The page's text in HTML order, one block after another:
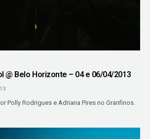
@ Belo Horizonte – 04 e 06/04/2013
Polly Rodrigues e Adriana Pires no Granfinos.